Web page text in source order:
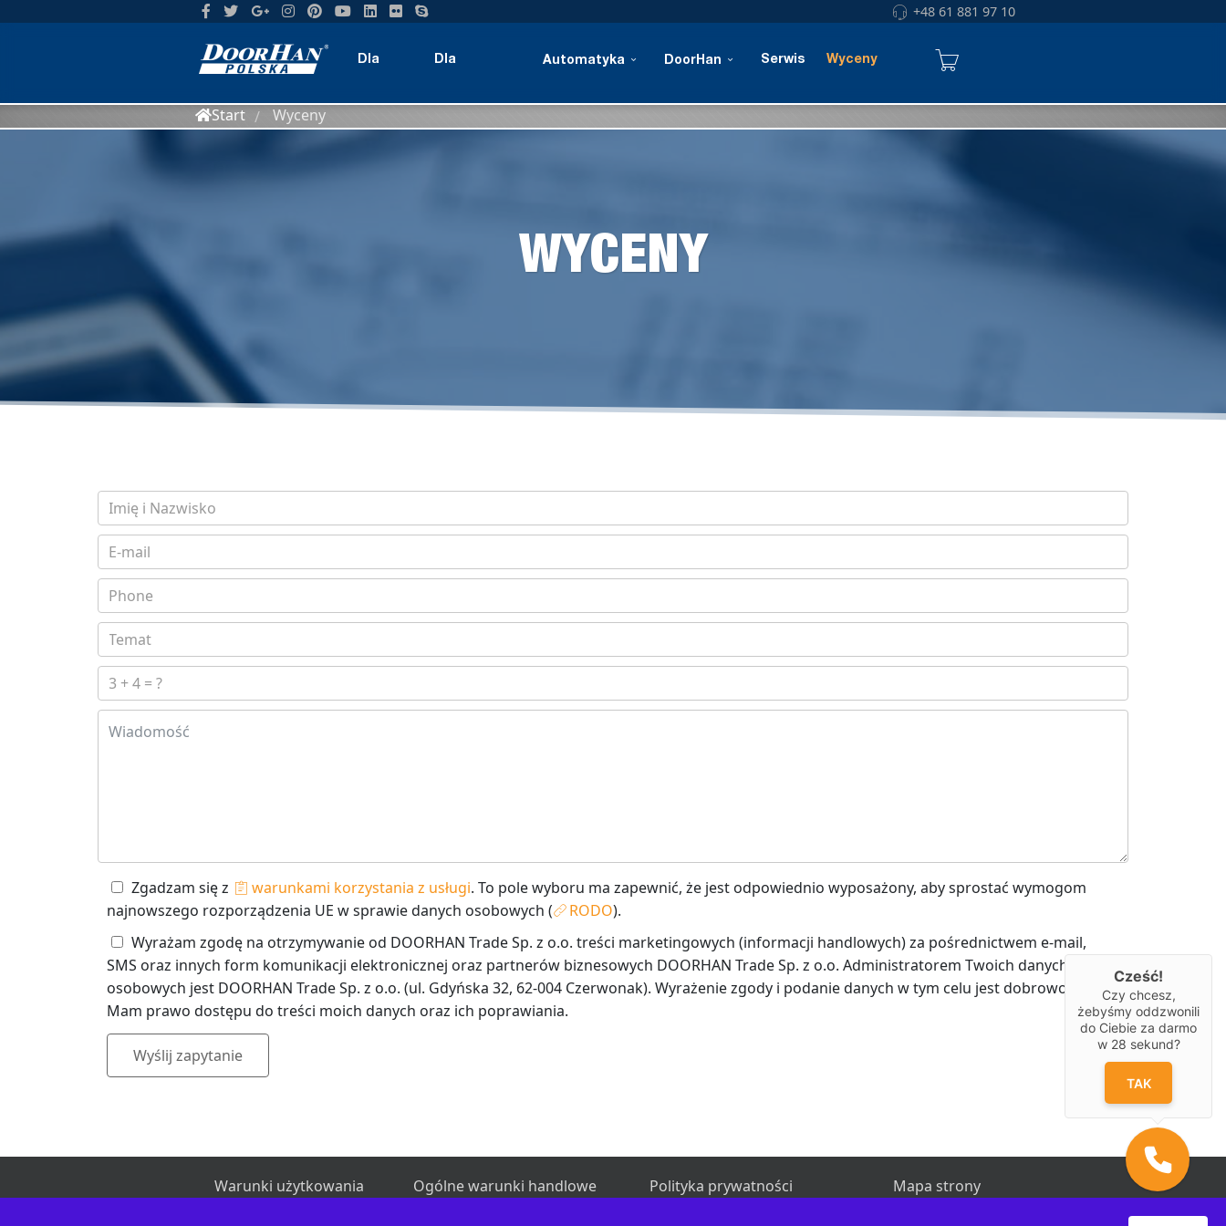
+48 61 881 97 10
Dla Dla Automatyka DoorHan Serwis Wyceny
Start / Wyceny
WYCENY
Zgadzam się z warunkami korzystania z usługi. To pole wyboru ma zapewnić, że jest odpowiednio wyposażony, aby sprostać wymogom
najnowszego rozporządzenia UE w sprawie danych osobowych (
RODO).
Wyrażam zgodę na otrzymywanie od DOORHAN Trade Sp. z o.o. treści marketingowych (informacji handlowych) za pośrednictwem e-mail,
SMS oraz innych form komunikacji elektronicznej oraz partnerów biznesowych DOORHAN Trade Sp. z o.o. Administratorem Twoich danych
osobowych jest DOORHAN Trade Sp. z o.o. (ul. Gdyńska 32, 62-004 Czerwonak). Wyrażenie zgody i podanie danych w tym celu jest dobrowolne.
Mam prawo dostępu do treści moich danych oraz ich poprawiania.
Wyślij zapytanie
Warunki użytkowania Ogólne warunki handlowe Polityka prywatności Mapa strony
Cześć!
Czy chcesz,
żebyśmy oddzwonili
do Ciebie za darmo
w 28 sekund?
TAK